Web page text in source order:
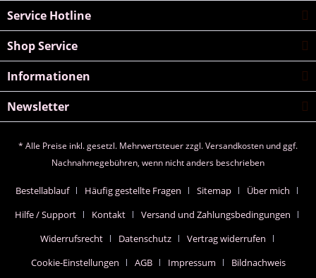
Service Hotline
Shop Service
Informationen
Newsletter
* Alle Preise inkl. gesetzl. Mehrwertsteuer zzgl.Versandkosten und ggf.
Nachnahmegebühren, wenn nicht anders beschrieben
Bestellablauf Häufig gestellte Fragen Sitemap
Über mich
Hilfe / Support
Kontakt
Versand und Zahlungsbedingungen
Widerrufsrecht
Datenschutz
Vertrag widerrufen
Cookie-Einstellungen
AGB Impressum Bildnachweis